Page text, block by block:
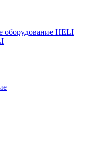
оборудование HELI